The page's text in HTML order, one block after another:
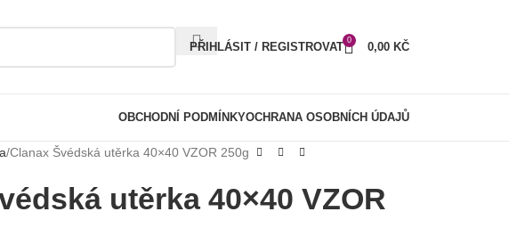
PŘIHLÁSIT / REGISTROVAT
0
0,00 KČ
OBCHODNÍ PODMÍNKYOCHRANA OSOBNÍCH ÚDAJŮ
Clanax Švédská utěrka 40×40 VZOR 250g
utěrka 40×40 VZOR